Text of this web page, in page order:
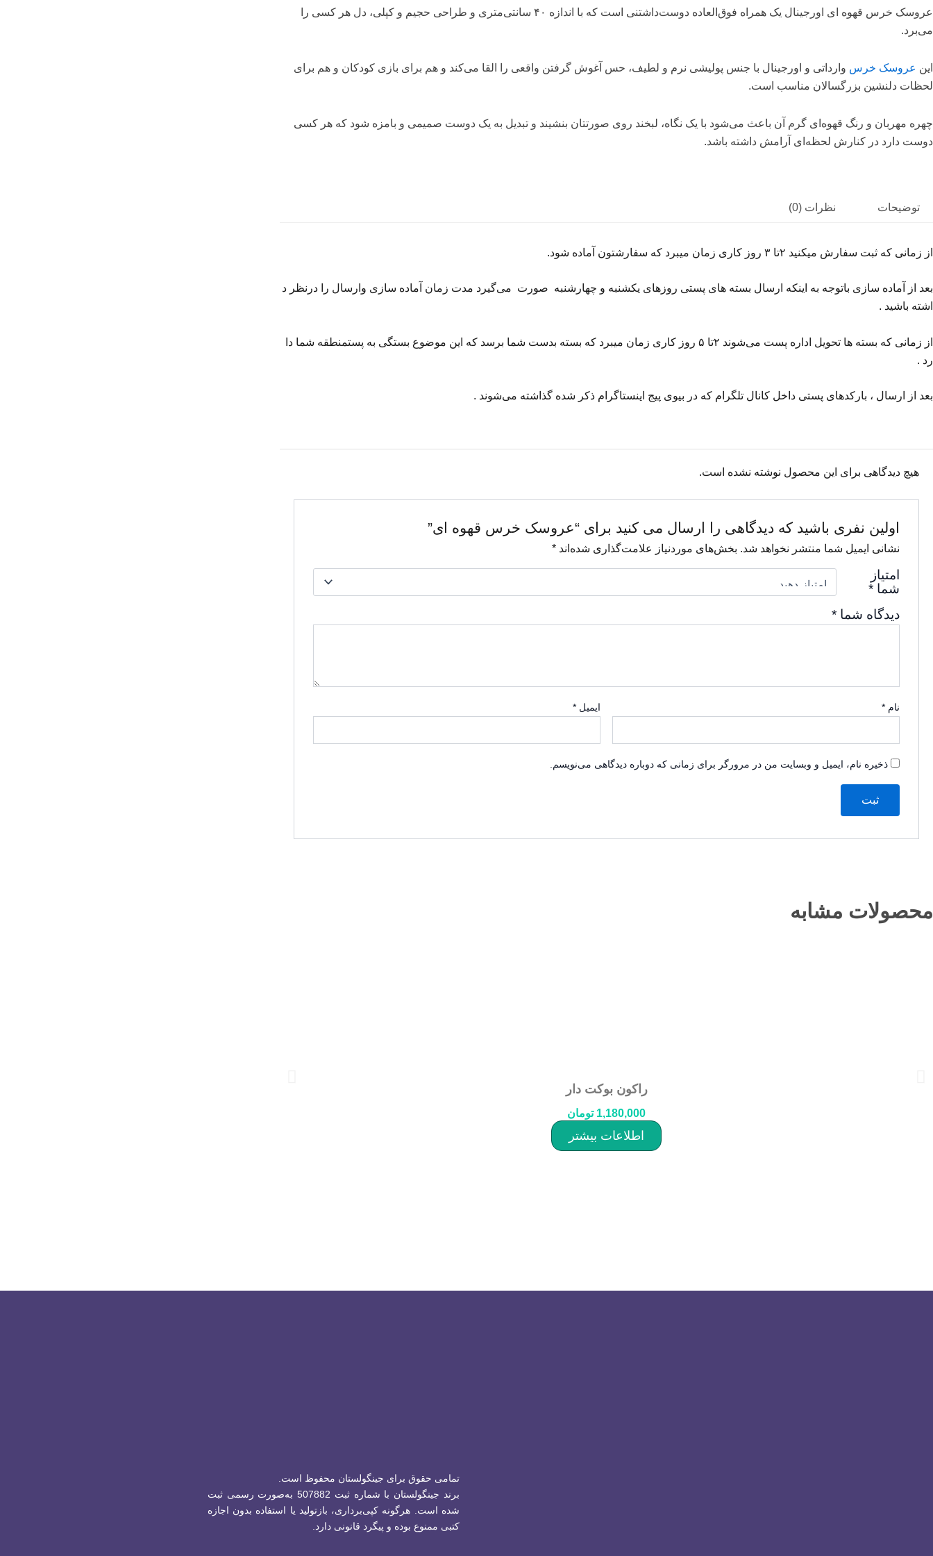
عروسک خرس قهوه ای اورجینال یک همراه فوق‌العاده دوست‌داشتنی است که با اندازه ۴۰ سانتی‌متری و طراحی حجیم و کپلی، دل هر کسی را
می‌برد.
این عروسک خرس وارداتی و اورجینال با جنس پولیشی نرم و لطیف، حس آغوش گرفتن واقعی را القا می‌کند و هم برای بازی کودکان و هم برای
لحظات دلنشین بزرگسالان مناسب است.
چهره مهربان و رنگ قهوه‌ای گرم آن باعث می‌شود با یک نگاه، لبخند روی صورتتان بنشیند و تبدیل به یک دوست صمیمی و بامزه شود که هر کسی
دوست دارد در کنارش لحظه‌ای آرامش داشته باشد.
توضیحات نظرات (0)
از زمانی که ثبت سفارش میکنید ۲تا ۳ روز کاری زمان میبرد که سفارشتون آماده شود.
بعد از آماده سازی باتوجه به اینکه ارسال بسته های پستی روزهای یکشنبه و چهارشنبه صورت می‌گیرد مدت زمان آماده سازی و ارسال را درنظر د
اشته باشید .
از زمانی که بسته ها تحویل اداره پست می‌شوند ۲تا ۵ روز کاری زمان میبرد که بسته بدست شما برسد که این موضوع بستگی به پستمنطقه شما دا
رد .
بعد از ارسال ، بارکدهای پستی داخل کانال تلگرام که در بیوی پیج اینستاگرام ذکر شده گذاشته می‌شوند .
هیچ دیدگاهی برای این محصول نوشته نشده است.
اولین نفری باشید که دیدگاهی را ارسال می کنید برای “عروسک خرس قهوه ای”
نشانی ایمیل شما منتشر نخواهد شد. بخش‌های موردنیاز علامت‌گذاری شده‌اند *
امتیاز
شما *
دیدگاه شما *
نام * ایمیل *
ذخیره نام، ایمیل و وبسایت من در مرورگر برای زمانی که دوباره دیدگاهی می‌نویسم.
محصولات مشابه
راکون بوکت دار
1,180,000 تومان
اطلاعات بیشتر
تمامی حقوق برای جینگولستان محفوظ است.
برند جینگولستان با شماره ثبت 507882 به‌صورت رسمی ثبت
شده است. هرگونه کپی‌برداری، بازتولید یا استفاده بدون اجازه
کتبی ممنوع بوده و پیگرد قانونی دارد.